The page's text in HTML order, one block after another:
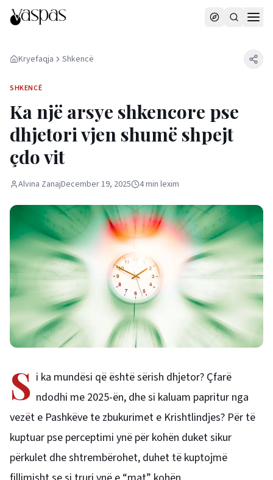
Kryefaqja Shkencë
SHKENCË
Ka një arsye shkencore pse
dhjetori vjen shumë shpejt
çdo vit
Alvina ZanajDecember 19, 2025 4min lexim
S i ka mundësi që është sërish dhjetor? Çfarë
ndodhi me 2025-ën, dhe si kaluam papritur nga
vezët e Pashkëve te zbukurimet e Krishtlindjes? Për të
kuptuar pse perceptimi ynë për kohën duket sikur
përkulet dhe shtrembërohet, duhet të kuptojmë